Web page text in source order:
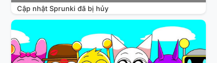
Cập nhật Sprunki đã bị hủy